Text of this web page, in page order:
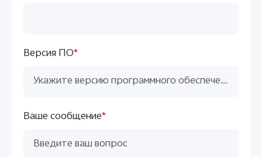
Версия ПО*
Ваше сообщение*